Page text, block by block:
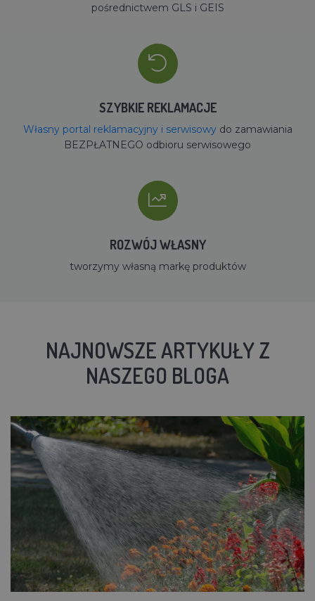
pośrednictwem GLS i GEIS
SZYBKIE REKLAMACJE
Własny portal reklamacyjny i serwisowydo zamawiania
BEZPŁATNEGO odbioru serwisowego
ROZWÓJ WŁASNY
tworzymy własną markę produktów
NAJNOWSZE ARTYKUŁY Z
NASZEGO BLOGA